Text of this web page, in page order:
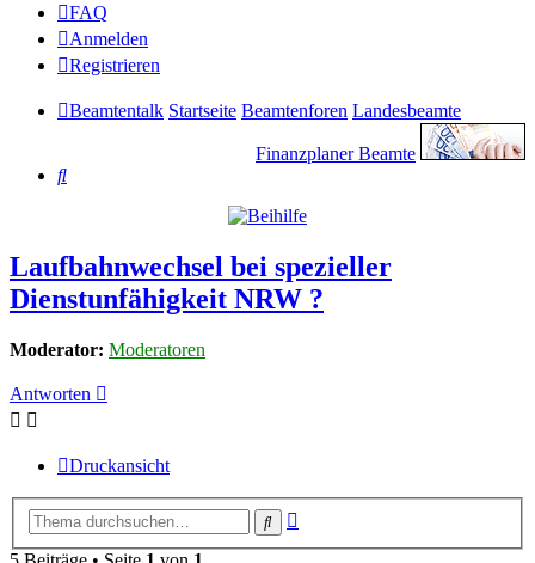
FAQ
Anmelden
Registrieren
Beamtentalk Startseite Beamtenforen Landesbeamte
Finanzplaner Beamte
Suche
Laufbahnwechsel bei spezieller
Dienstunfähigkeit NRW ?
Moderator: Moderatoren
Antworten
Druckansicht
Suche